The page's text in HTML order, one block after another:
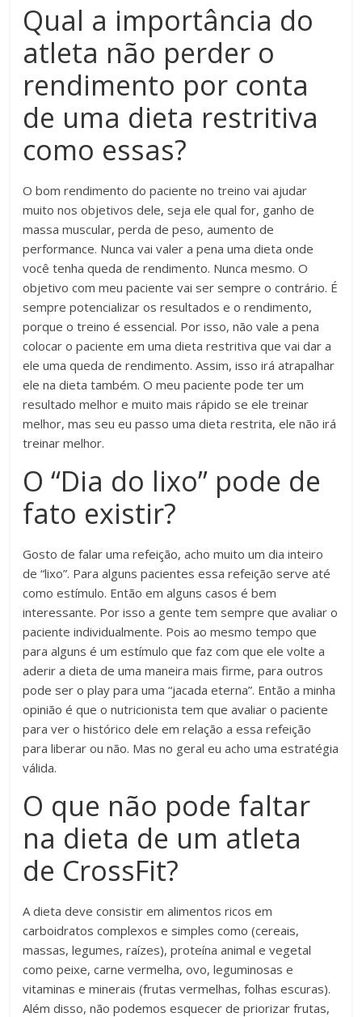
Qual a importância do
atleta não perder o
rendimento por conta
de uma dieta restritiva
como essas?
O bom rendimento do paciente no treino vai ajudar
muito nos objetivos dele, seja ele qual for, ganho de
massa muscular, perda de peso, aumento de
performance. Nunca vai valer a pena uma dieta onde
você tenha queda de rendimento. Nunca mesmo. O
objetivo com meu paciente vai ser sempre o contrário. É
sempre potencializar os resultados e o rendimento,
porque o treino é essencial. Por isso, não vale a pena
colocar o paciente em uma dieta restritiva que vai dar a
ele uma queda de rendimento. Assim, isso irá atrapalhar
ele na dieta também. O meu paciente pode ter um
resultado melhor e muito mais rápido se ele treinar
melhor, mas seu eu passo uma dieta restrita, ele não irá
treinar melhor.
O “Dia do lixo” pode de
fato existir?
Gosto de falar uma refeição, acho muito um dia inteiro
de “lixo”. Para alguns pacientes essa refeição serve até
como estímulo. Então em alguns casos é bem
interessante. Por isso a gente tem sempre que avaliar o
paciente individualmente. Pois ao mesmo tempo que
para alguns é um estímulo que faz com que ele volte a
aderir a dieta de uma maneira mais firme, para outros
pode ser o play para uma “jacada eterna”. Então a minha
opinião é que o nutricionista tem que avaliar o paciente
para ver o histórico dele em relação a essa refeição
para liberar ou não. Mas no geral eu acho uma estratégia
válida.
O que não pode faltar
na dieta de um atleta
de CrossFit?
A dieta deve consistir em alimentos ricos em
carboidratos complexos e simples como (cereais,
massas, legumes, raízes), proteína animal e vegetal
como peixe, carne vermelha, ovo, leguminosas e
vitaminas e minerais (frutas vermelhas, folhas escuras).
Além disso, não podemos esquecer de priorizar frutas,